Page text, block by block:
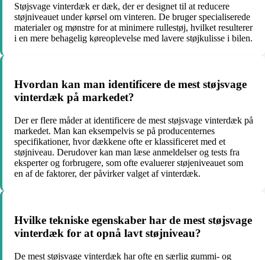
Støjsvage vinterdæk er dæk, der er designet til at reducere
støjniveauet under kørsel om vinteren. De bruger specialiserede
materialer og mønstre for at minimere rullestøj, hvilket resulterer
i en mere behagelig køreoplevelse med lavere støjkulisse i bilen.
Hvordan kan man identificere de mest støjsvage
vinterdæk på markedet?
Der er flere måder at identificere de mest støjsvage vinterdæk på
markedet. Man kan eksempelvis se på producenternes
specifikationer, hvor dækkene ofte er klassificeret med et
støjniveau. Derudover kan man læse anmeldelser og tests fra
eksperter og forbrugere, som ofte evaluerer støjeniveauet som
en af de faktorer, der påvirker valget af vinterdæk.
Hvilke tekniske egenskaber har de mest støjsvage
vinterdæk for at opnå lavt støjniveau?
De mest støjsvage vinterdæk har ofte en særlig gummi- og